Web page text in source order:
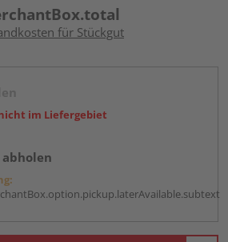
für Stückgut
im Liefergebiet